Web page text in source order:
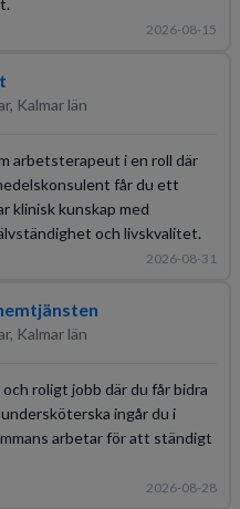
2026-08-15
Kalmar län
arbetsterapeut i en roll där
får du ett
klinisk kunskap med
och livskvalitet.
2026-08-31
Kalmar län
roligt jobb där du får bidra
ingår du i
arbetar för att ständigt
2026-08-28